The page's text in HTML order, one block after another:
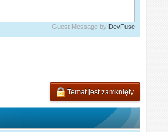
Guest Message by DevFuse
Temat jest zamknięty